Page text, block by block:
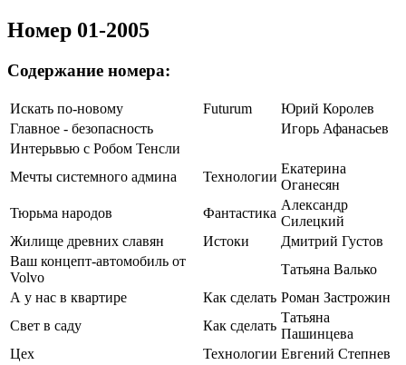
Номер 01-2005
Содержание номера:
Искать по-новому Futurum
Юрий Королев
Главное - безопасность
Игорь Афанасьев
Интерьвью с Робом Тенсли
Мечты системного админа
Технологии
Екатерина
Оганесян
Тюрьма народов
Фантастика
Александр
Силецкий
Жилище древних славян
Истоки
Дмитрий Густов
Ваш концепт-автомобиль от
Volvo
Татьяна Валько
А у нас в квартире
Как сделать Роман Застрожин
Свет в саду
Как сделать
Татьяна
Пашинцева
Цех
Технологии Евгений Степнев